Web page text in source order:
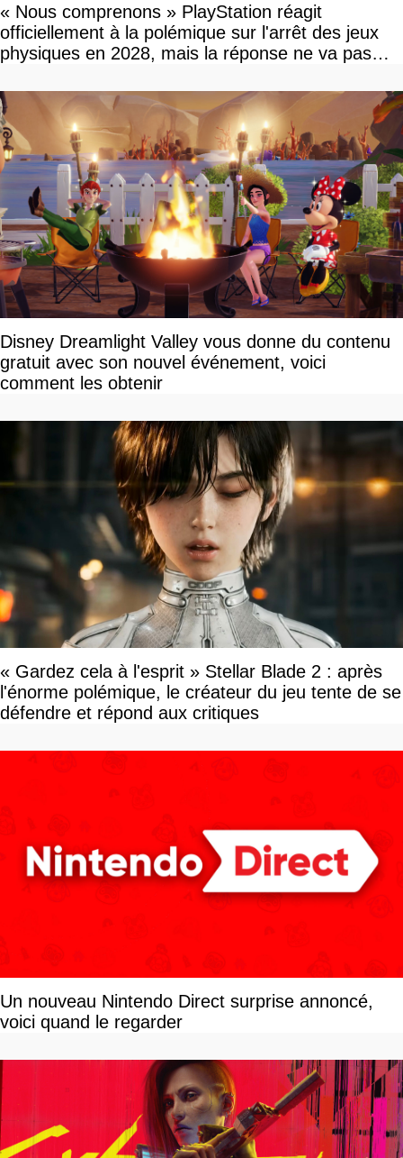
« Nous comprenons » PlayStation réagit
officiellement à la polémique sur l'arrêt des jeux
physiques en 2028, mais la réponse ne va pas
Disney Dreamlight Valley vous donne du contenu
gratuit avec son nouvel événement, voici
comment les obtenir
« Gardez cela à l'esprit » Stellar Blade 2 : après
l'énorme polémique, le créateur du jeu tente de se
défendre et répond aux critiques
Un nouveau Nintendo Direct surprise annoncé,
voici quand le regarder